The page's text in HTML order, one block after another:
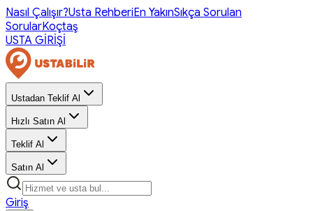
Nasıl Çalışır?Usta RehberiEn YakınSıkça Sorulan
SorularKoçtaş
USTA GİRİŞİ
Ustadan Teklif Al
Hızlı Satın Al
Teklif Al
Satın Al
Giriş